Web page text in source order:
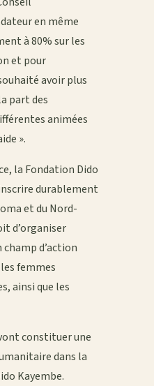
en même
à 80% sur les
et pour
avoir plus
part des
animées
».
la Fondation Dido
durablement
et du Nord-
d’organiser
d’action
femmes
ainsi que les
constituer une
dans la
Kayembe.